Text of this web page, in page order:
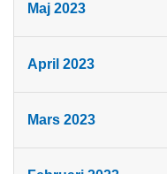
Maj 2023
April 2023
Mars 2023